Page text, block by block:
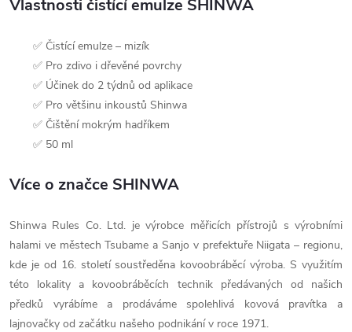
Vlastnosti čistící emulze SHINWA
✅ Čistící emulze – mizík
✅ Pro zdivo i dřevěné povrchy
✅ Účinek do 2 týdnů od aplikace
✅ Pro většinu inkoustů Shinwa
✅ Čištění mokrým hadříkem
✅ 50 ml
Více o značce SHINWA
Shinwa Rules Co. Ltd. je výrobce měřicích přístrojů s výrobními
halami ve městech Tsubame a Sanjo v prefektuře Niigata – regionu,
kde je od 16. století soustředěna kovoobráběcí výroba. S využitím
této lokality a kovoobráběcích technik předávaných od našich
předků vyrábíme a prodáváme spolehlivá kovová pravítka a
lajnovačky od začátku našeho podnikání v roce 1971.